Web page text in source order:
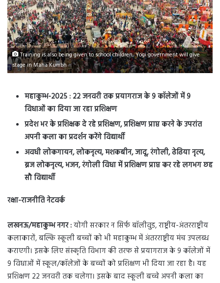
Training is also being given to school children, Yogi government will give
stage in Maha Kumbh
महाकुम्भ-2025 : 22 जनवरी तक प्रयागराज के 9 कॉलेजों में 9
विधाओं का दिया जा रहा प्रशिक्षण
प्रदेश भर के प्रशिक्षक दे रहे प्रशिक्षण, प्रशिक्षण प्राप्त करने के उपरांत
अपनी कला का प्रदर्शन करेंगे विद्यार्थी
अवधी लोकगायन, लोकनृत्य, मशकबीन, जादू, रंगोली, ढेढिया नृत्य,
ब्रज लोकनृत्य, भजन, रंगोली विधा में प्रशिक्षण प्राप्त कर रहे लगभग छह
सौ विद्यार्थी
रक्षा-राजनीति नेटवर्क
लखनऊ/महाकुम्भ नगर :योगी सरकार न सिर्फ बॉलीवुड, राष्ट्रीय-अंतरराष्ट्रीय
कलाकारों, बल्कि स्कूली बच्चों को भी महाकुम्भ में अंतरराष्ट्रीय मंच उपलब्ध
कराएगी। इसके लिए संस्कृति विभाग की तरफ से प्रयागराज के 9 कॉलेजों में
9 विधाओं में स्कूल/कॉलेजों के बच्चों को प्रशिक्षण भी दिया जा रहा है। यह
प्रशिक्षण 22 जनवरी तक चलेगा। इसके बाद स्कूली बच्चे अपनी कला का